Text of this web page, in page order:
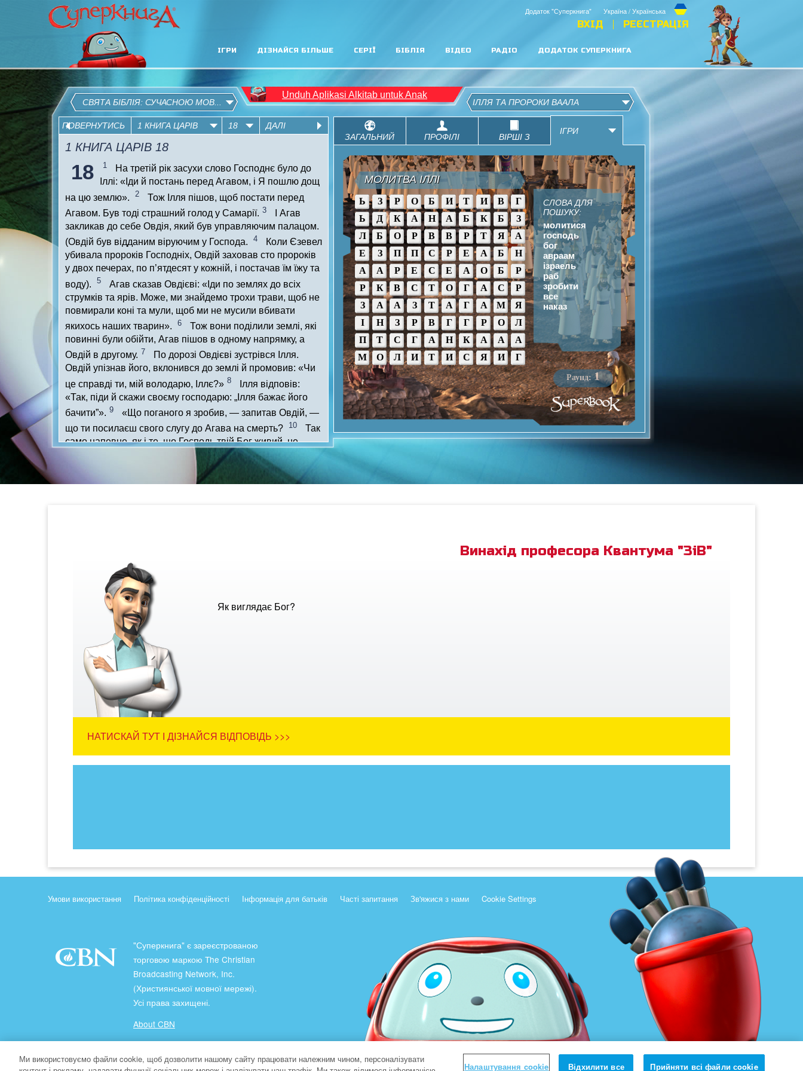
Україна / Українська
Додаток "Суперкнига"
ВХІД РЕЄСТРАЦІЯ
ІГРИ ДІЗНАЙСЯ БІЛЬШЕ СЕРІЇ БІБЛІЯ ВІДЕО РАДІО ДОДАТОК СУПЕРКНИГА
Винахід професора Квантума "ЗіВ"
Як виглядає Бог?
НАТИСКАЙ ТУТ І ДІЗНАЙСЯ ВІДПОВІДЬ >>>
Умови використання Політика конфіденційності Інформація для батьків Часті запитання Зв'яжися з нами Cookie Settings
"Суперкнига" є зареєстрованою
торговою маркою The Christian
Broadcasting Network, Inc.
(Християнської мовної мережі).
Усі права захищені.
About CBN
© Copyright 2026 The Christian Broadcasting Network.
Ми використовуємо файли cookie, щоб дозволити нашому сайту працювати належним чином, персоналізувати
Налаштування cookie Відхилити все Прийняти всі файли сookie